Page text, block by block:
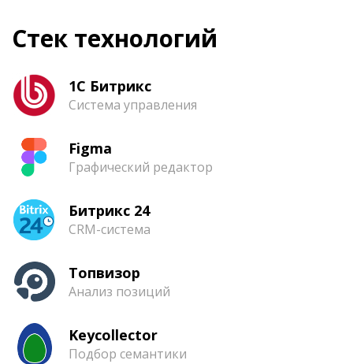
Стек технологий
1С Битрикс
Система управления
Figma
Графический редактор
Битрикс 24
CRM-система
Топвизор
Анализ позиций
Keycollector
Подбор семантики